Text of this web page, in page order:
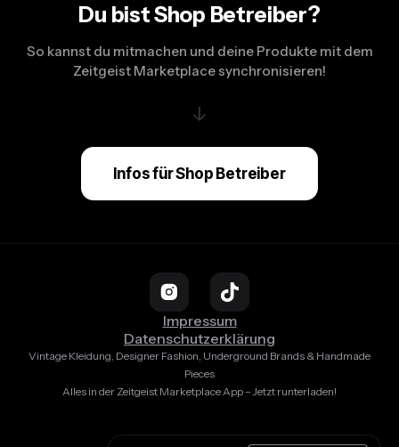
Du bist Shop Betreiber?
So kannst du mitmachen und deine Produkte mit dem
Zeitgeist Marketplace synchronisieren!
↓
Infos für Shop Betreiber
Impressum
Datenschutzerklärung
Vintage Kleidung, Designer Fashion, Underground Brands & Handmade
Pieces
Alles in der Zeitgeist Marketplace App – Jetzt runterladen!